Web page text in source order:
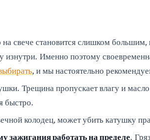
свече становится слишком
Именно поэтому
, и мы настоятельно
Трещина пропускает влагу и
быстро.
колодец, может убить катушку
зажигания работать на пределе.